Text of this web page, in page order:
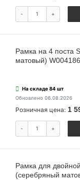
- +
Рамка на 4 поста
матовый)
На складе 84 шт
Обновлено 06.08.2026
Розничная цена: 1
- +
Рамка для
(серебряный